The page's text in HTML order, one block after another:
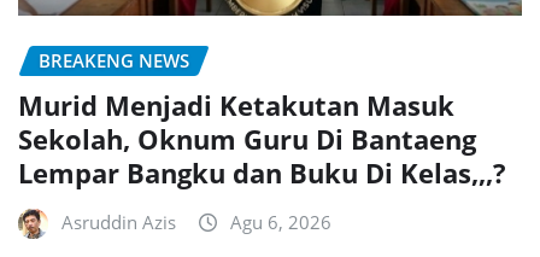
BREAKENG NEWS
Murid Menjadi Ketakutan Masuk
Sekolah, Oknum Guru Di Bantaeng
Lempar Bangku dan Buku Di Kelas,,,?
Asruddin Azis Agu 6, 2026